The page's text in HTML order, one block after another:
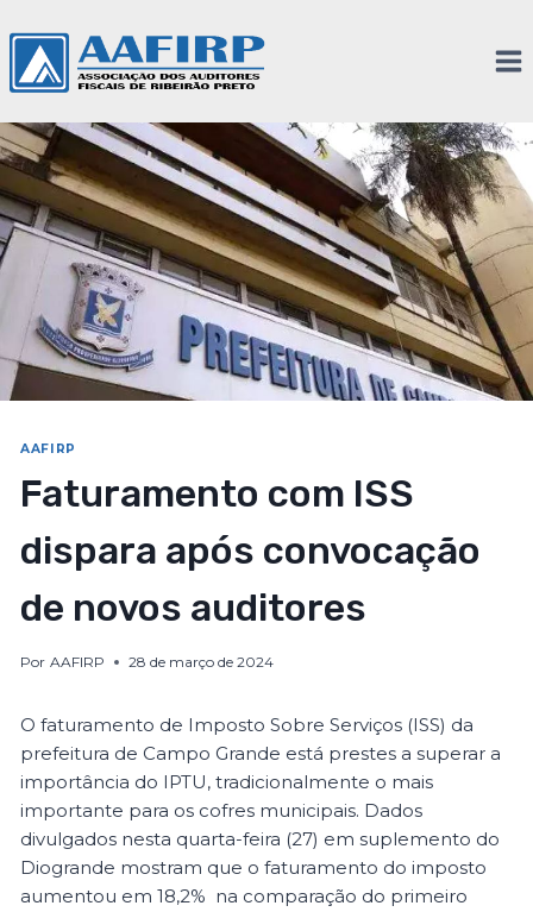
AAFIRP
Faturamento com ISS
dispara após convocação
de novos auditores
Por AAFIRP 28 de março de 2024
O faturamento de Imposto Sobre Serviços (ISS) da
prefeitura de Campo Grande está prestes a superar a
importância do IPTU, tradicionalmente o mais
importante para os cofres municipais. Dados
divulgados nesta quarta-feira (27) em suplemento do
Diogrande mostram que o faturamento do imposto
aumentou em 18,2% na comparação do primeiro